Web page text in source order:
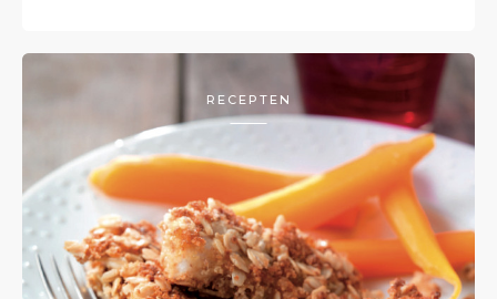
RECEPTEN